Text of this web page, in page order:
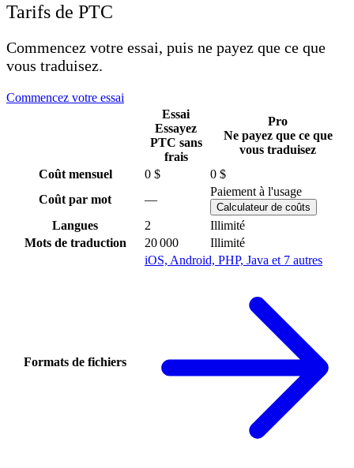
Tarifs de PTC
Commencez votre essai, puis ne payez que ce que
vous traduisez.
Commencez votre essai
Essai
Essayez
PTC sans
frais
Pro
Ne payez que ce que
vous traduisez
Coût mensuel
0 $
0 $
Coût par mot
—
Paiement à l'usage
Calculateur de coûts
Langues 2
Illimité
Mots de traduction
20 000 Illimité
Formats de fichiers
iOS, Android, PHP, Java et 7 autres